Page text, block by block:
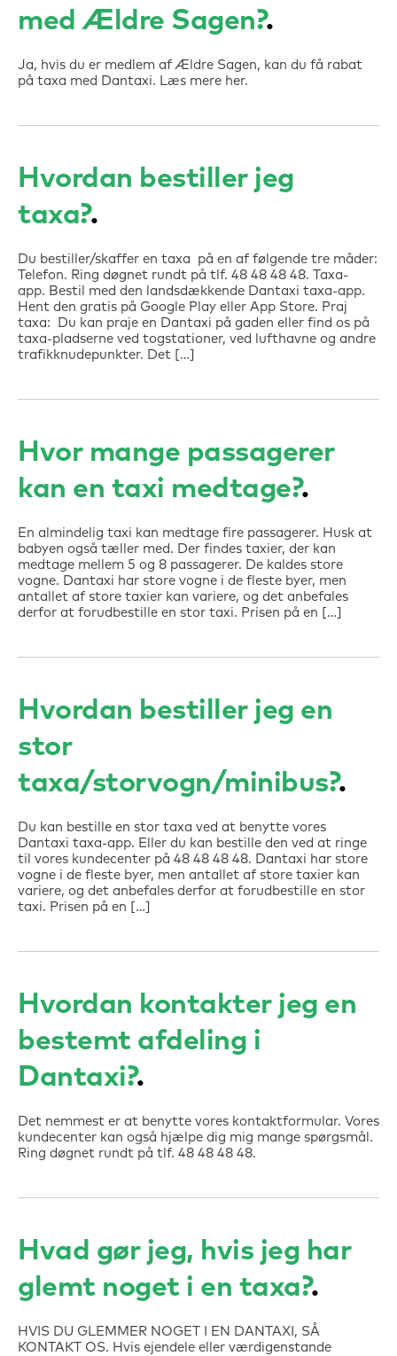
med Ældre Sagen?
Ja, hvis du er medlem af Ældre Sagen, kan du få rabat
på taxa med Dantaxi. Læs mere her.
Hvordan bestiller jeg
taxa?
Du bestiller/skaffer en taxa på en af følgende tre måder:
Telefon. Ring døgnet rundt på tlf. 48 48 48 48. Taxa-
app. Bestil med den landsdækkende Dantaxi taxa-app.
Hent den gratis på Google Play eller App Store. Praj
taxa: Du kan praje en Dantaxi på gaden eller find os på
taxa-pladserne ved togstationer, ved lufthavne og andre
trafikknudepunkter. Det […]
Hvor mange passagerer
kan en taxi medtage?
En almindelig taxi kan medtage fire passagerer. Husk at
babyen også tæller med. Der findes taxier, der kan
medtage mellem 5 og 8 passagerer. De kaldes store
vogne. Dantaxi har store vogne i de fleste byer, men
antallet af store taxier kan variere, og det anbefales
derfor at forudbestille en stor taxi. Prisen på en […]
Hvordan bestiller jeg en
stor
taxa/storvogn/minibus?
Du kan bestille en stor taxa ved at benytte vores
Dantaxi taxa-app. Eller du kan bestille den ved at ringe
til vores kundecenter på 48 48 48 48. Dantaxi har store
vogne i de fleste byer, men antallet af store taxier kan
variere, og det anbefales derfor at forudbestille en stor
taxi. Prisen på en […]
Hvordan kontakter jeg en
bestemt afdeling i
Dantaxi?
Det nemmest er at benytte vores kontaktformular. Vores
kundecenter kan også hjælpe dig mig mange spørgsmål.
Ring døgnet rundt på tlf. 48 48 48 48.
Hvad gør jeg, hvis jeg har
glemt noget i en taxa?
HVIS DU GLEMMER NOGET I EN DANTAXI, SÅ
KONTAKT OS. Hvis ejendele eller værdigenstande